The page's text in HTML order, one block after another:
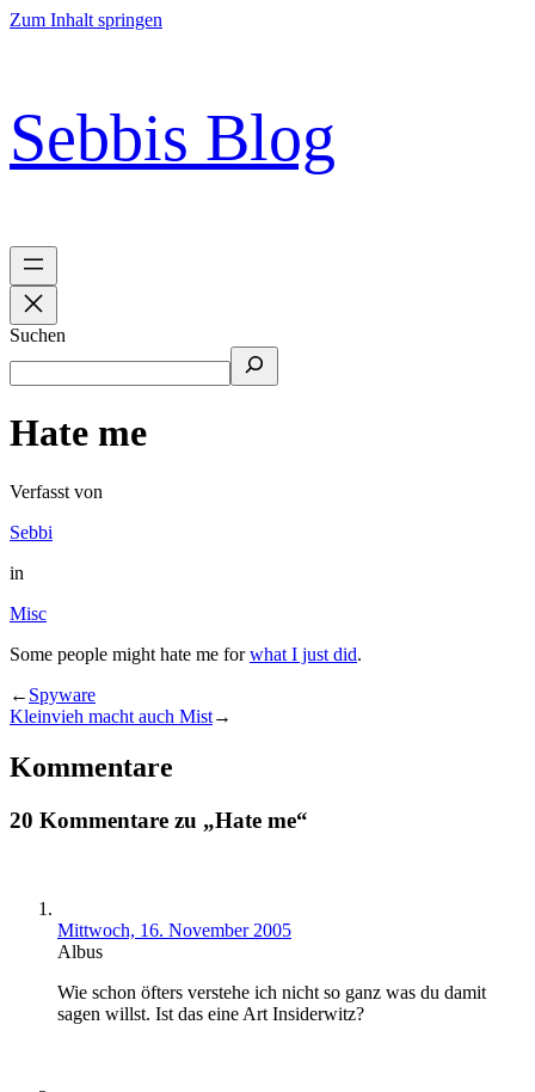
Zum Inhalt springen
Sebbis Blog
Suchen
Hate me
Verfasst von
Sebbi
in
Misc
Some people might hate me forwhat I just did.
← Spyware
Kleinvieh macht auch Mist→
Kommentare
20 Kommentare zu „Hate me“
Mittwoch, 16. November 2005
Albus
Wie schon öfters verstehe ich nicht so ganz was du damit
sagen willst. Ist das eine Art Insiderwitz?